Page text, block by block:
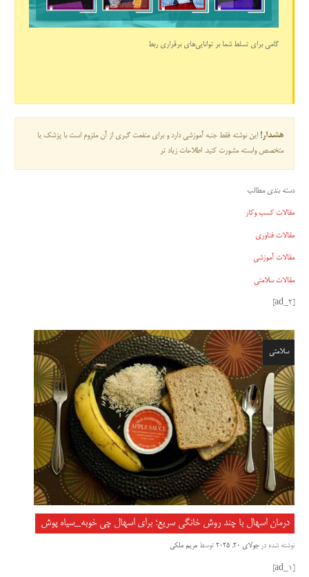
گامی برای تسلط شما بر توانایی‌های برقراری ربط
هشدار! این نوشته فقط جنبه آموزشی دارد و برای منفعت گیری از آن ملزوم است با پزشک یا
متخصص وابسته مشورت کنید. اطلاعات زیاد تر
دسته بندی مطالب
مقالات کسب وکار
مقالات فناوری
مقالات آموزشی
مقالات سلامتی
[ad_2]
سلامتی
درمان اسهال با چند روش خانگی سریع؛ برای اسهال چی خوبه_سیاه پوش
نوشته شده در جولای 20, 2025 توسط مریم ملکی
[ad_1]